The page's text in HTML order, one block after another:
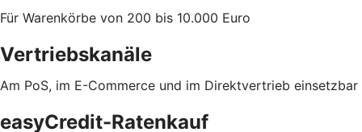
Für Warenkörbe von 200 bis 10.000 Euro
Vertriebskanäle
Am PoS, im E-Commerce und im Direktvertrieb einsetzbar
easyCredit-Ratenkauf